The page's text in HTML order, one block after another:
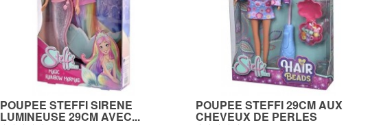
POUPEE STEFFI SIRENE
LUMINEUSE 29CM AVEC...
POUPEE STEFFI 29CM AUX
CHEVEUX DE PERLES